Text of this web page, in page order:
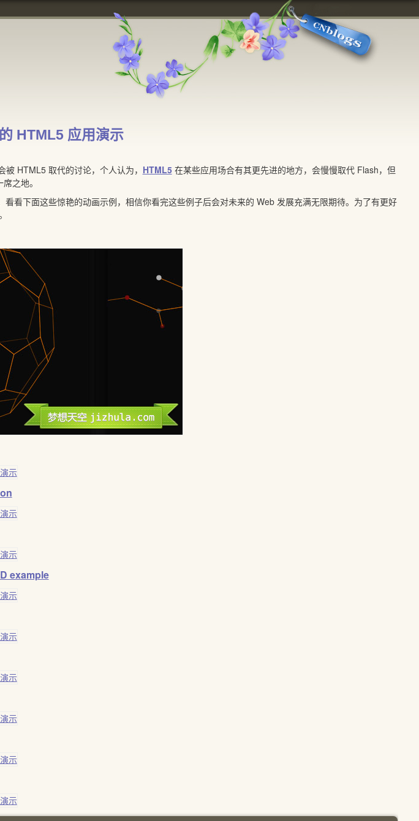
HTML5 应用演示
HTML5 取代的讨论，个人认为， HTML5在某些应用场合有其更先进的地方，会慢慢取代 Flash，但
之地。
看下面这些惊艳的动画示例，相信你看完这些例子后会对未来的 Web 发展充满无限期待。为了有更好
example